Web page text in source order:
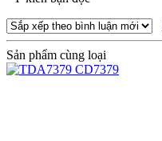
Sản phẩm cùng loại